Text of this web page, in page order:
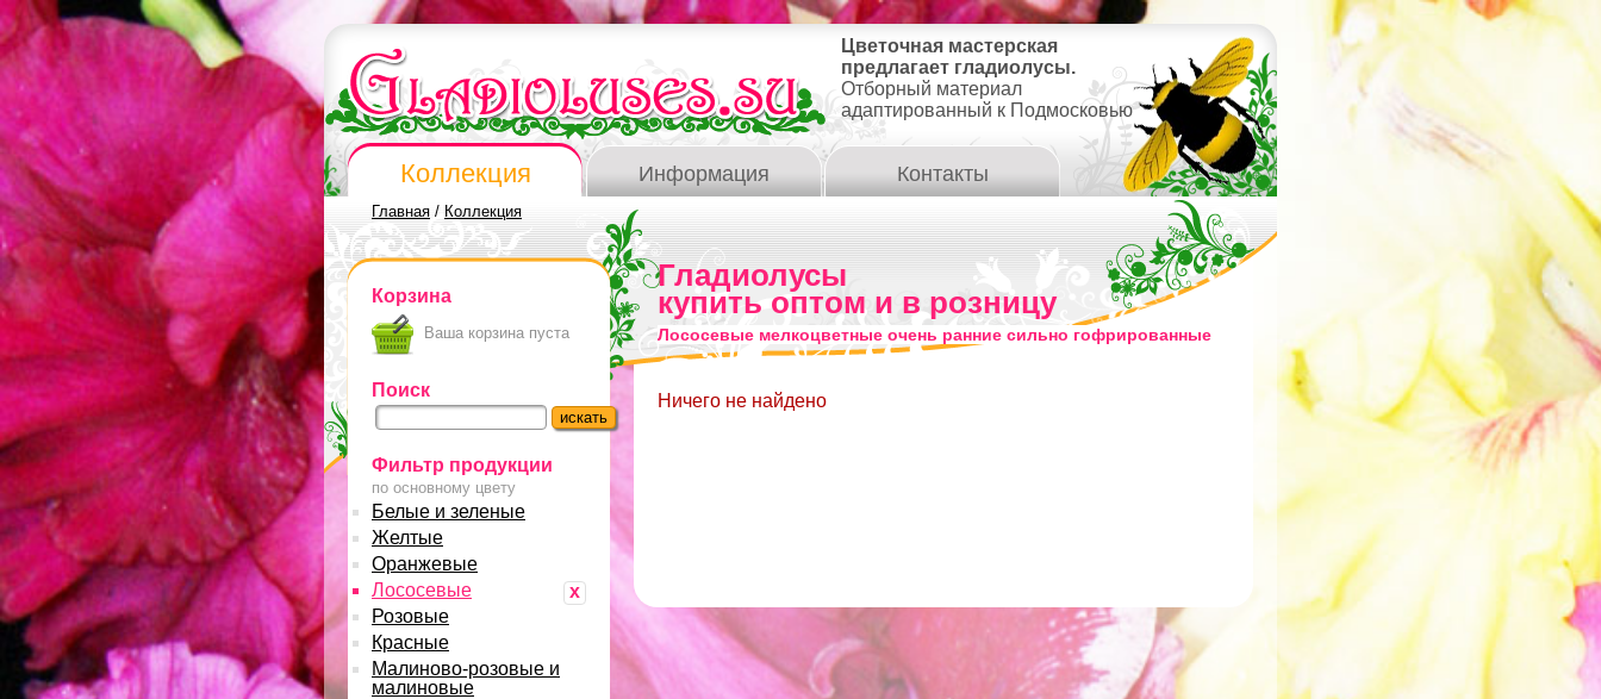
Цветочная мастерская
предлагает гладиолусы.
Отборный материал
адаптированный к Подмосковью
Коллекция Информация Контакты
Главная / Коллекция
Корзина
Ваша корзина пуста
Поиск
Фильтр продукции
по основному цвету
Белые и зеленые
Желтые
Оранжевые
x
Лососевые
Розовые
Красные
Малиново-розовые и
малиновые
Гладиолусы
купить оптом и в розницу
Лососевые мелкоцветные очень ранние сильно гофрированные
Ничего не найдено